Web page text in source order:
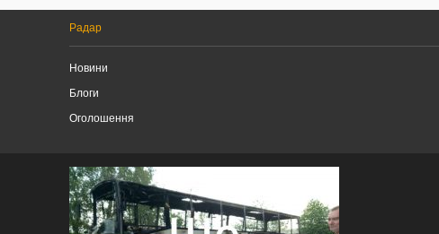
Радар
Новини
Блоги
Оголошення